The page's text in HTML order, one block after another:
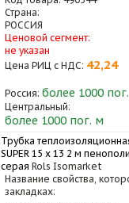
Страна:
РОССИЯ
Ценовой сегмент:
не указан
Цена РИЦ с НДС: 42,24
Россия: более 1000
Центральный:
более 1000 пог. м
Трубка
SUPER 15 x 13 2 м
серая Rols Isomarket
Название свойства,
закладках: